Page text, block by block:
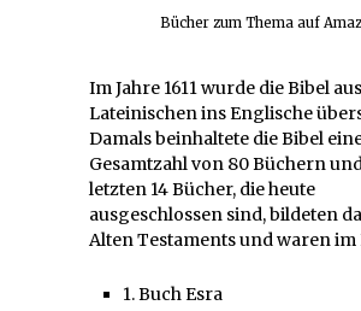
Bücher zum Thema auf
Im Jahre 1611 wurde die Bibel
Lateinischen ins Englische
Damals beinhaltete die Bibel
Gesamtzahl von 80 Büchern
letzten 14 Bücher, die heute
ausgeschlossen sind, bildeten
Alten Testaments und waren im
1. Buch Esra